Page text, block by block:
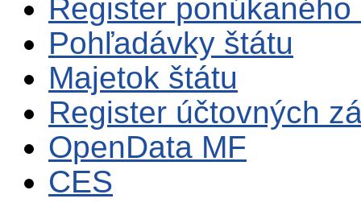
Register
Pohľadávky štátu
Majetok štátu
Register účtovných
OpenData MF
CES